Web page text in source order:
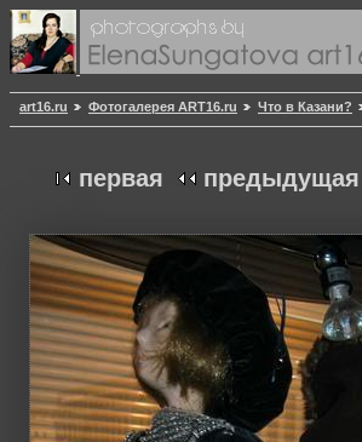
art16.ru Фотогалерея ART16.ru Что в Казани?
первая предыдущая